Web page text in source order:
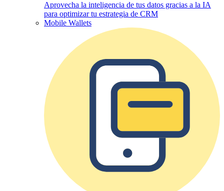
Aprovecha la inteligencia de tus datos gracias a la IA
para optimizar tu estrategia de CRM
Mobile Wallets